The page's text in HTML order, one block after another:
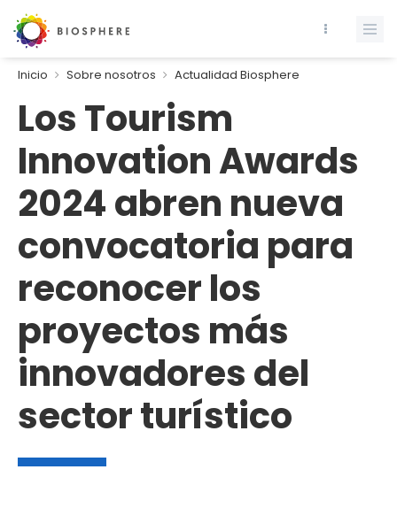
Inicio Sobre nosotros Actualidad Biosphere
Los Tourism
Innovation Awards
2024 abren nueva
convocatoria para
reconocer los
proyectos más
innovadores del
sector turístico